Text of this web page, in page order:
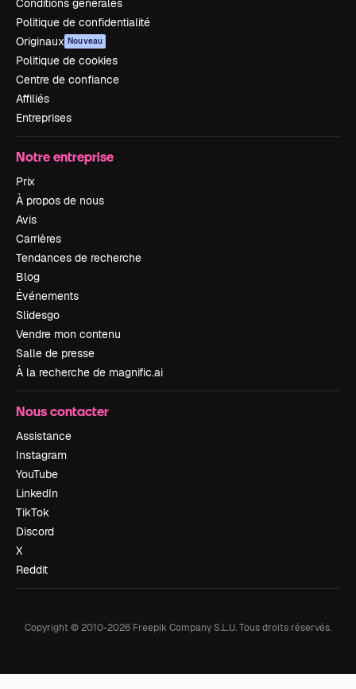
Conditions générales
Politique de confidentialité
Originaux Nouveau
Politique de cookies
Centre de confiance
Affiliés
Entreprises
Notre entreprise
Prix
À propos de nous
Avis
Carrières
Tendances de recherche
Blog
Événements
Slidesgo
Vendre mon contenu
Salle de presse
À la recherche de magnific.ai
Nous contacter
Assistance
Instagram
YouTube
LinkedIn
TikTok
Discord
X
Reddit
Copyright © 2010-2026 Freepik Company S.L.U.Tous droits réservés.